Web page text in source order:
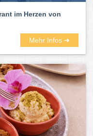
im Herzen von
Mehr Infos ➜